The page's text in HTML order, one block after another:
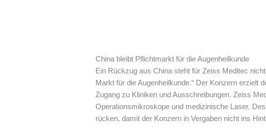
China bleibt Pflichtmarkt für die Augenheilkunde
Ein Rückzug aus China steht für Zeiss Meditec
Markt für die Augenheilkunde.“ Der Konzern erzielt
Zugang zu Kliniken und Ausschreibungen. Zeiss
Operationsmikroskope und medizinische Laser.
rücken, damit der Konzern in Vergaben nicht ins